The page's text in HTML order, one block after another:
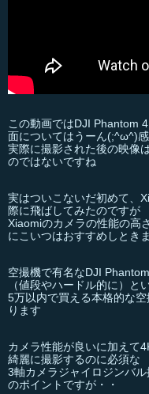
この動画ではDJI Phantom
面についてはうーん(;^ω^)
実際に撮影された後の映像
のではないですね
実はついこないだ初めて、
際に飛ばしてみたのですが
Xiaomiのカメラの性能の高
にこいつはおすすめしとき
空撮機で有名なDJI
（値段やハードル的に）と
5万以内で買える本格的な
ります
カメラ性能が良いに加えて
綺麗に撮影するのに必須な
3軸カメラジャイロジンバ
のポイントですが・・